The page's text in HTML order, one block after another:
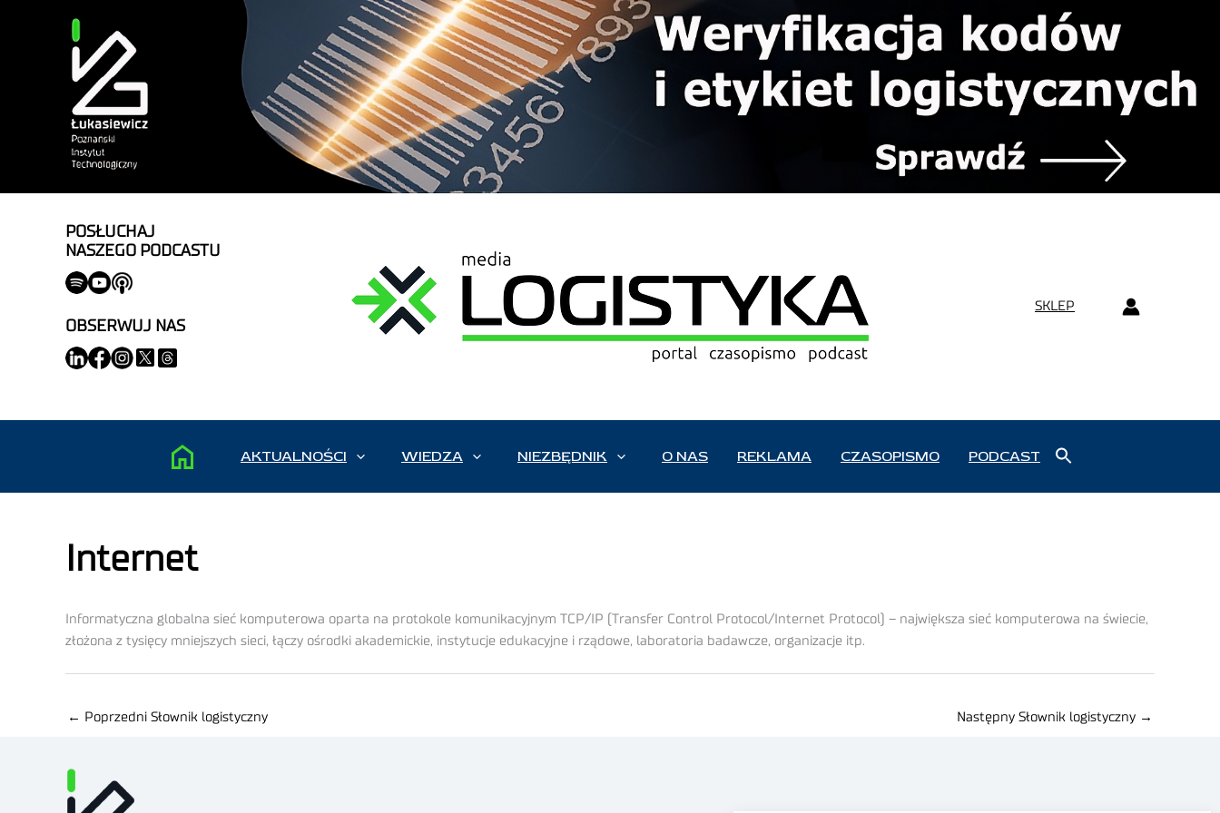
POSŁUCHAJ
NASZEGO PODCASTU
OBSERWUJ NAS
SKLEP
AKTUALNOŚCI WIEDZA NIEZBĘDNIK O NAS REKLAMA CZASOPISMO PODCAST
Internet
Informatyczna globalna sieć komputerowa oparta na protokole komunikacyjnym TCP/IP (Transfer Control Protocol/Internet Protocol) – największa sieć komputerowa na świecie,
złożona z tysięcy mniejszych sieci, łączy ośrodki akademickie, instytucje edukacyjne i rządowe, laboratoria badawcze, organizacje itp.
← Poprzedni Słownik logistyczny Następny Słownik logistyczny →